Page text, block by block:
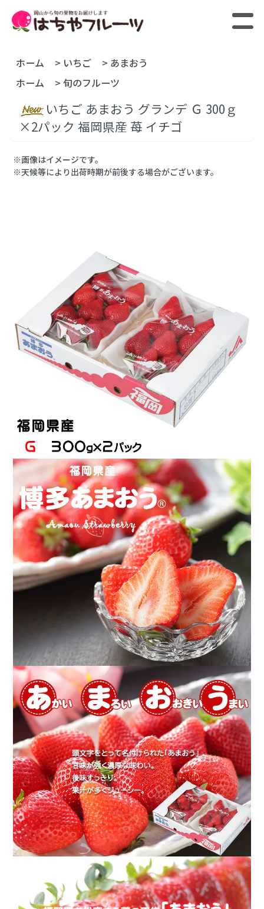
ホーム > いちご > あまおう
ホーム
>旬のフルーツ
いちご あまおう グランデ Ｇ 300ｇ
×2パック 福岡県産 苺 イチゴ
※画像はイメージです。
※天候等により出荷時期が前後する場合がございます。